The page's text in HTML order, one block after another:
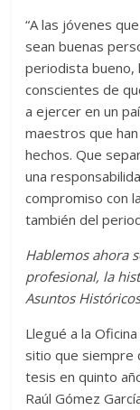
“A las jóvenes
sean buenas
periodista
conscientes de
a ejercer en un
maestros que
hechos. Que
una
compromiso con
también del
Hablemos ahora
profesional, la
Asuntos
Llegué a la
sitio que siempre
tesis en quinto
Raúl Gómez